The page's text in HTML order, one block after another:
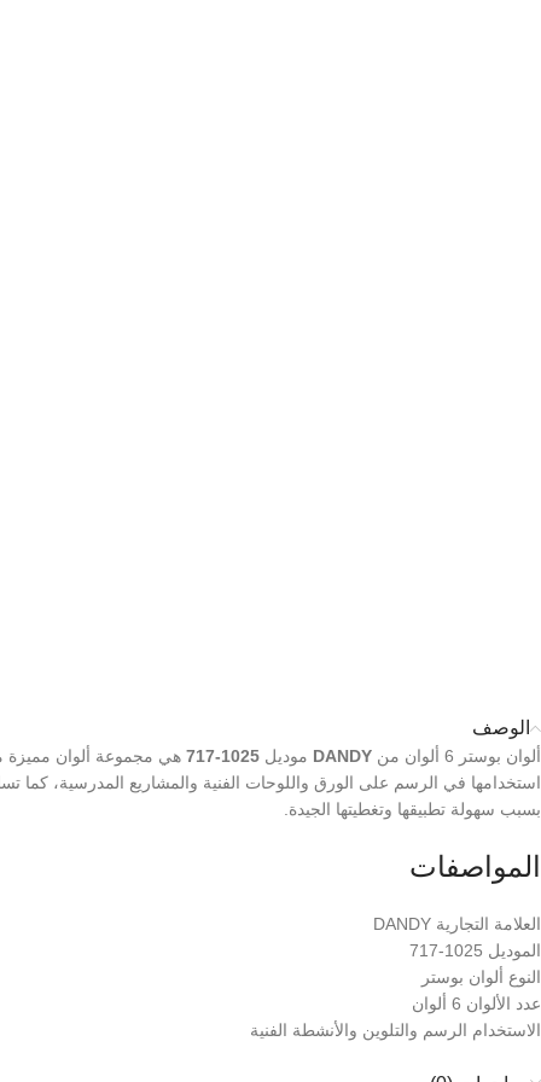
الوصف
ألوان بوستر 6 ألوان من DANDY موديل 1025-717
هي مجموعة ألوان مميزة
استخدامها في الرسم على الورق واللوحات الفنية والمشاريع المدرسية، كما
بسبب سهولة تطبيقها وتغطيتها الجيدة.
المواصفات
العلامة التجارية DANDY
الموديل 1025-717
النوع ألوان بوستر
عدد الألوان 6 ألوان
الاستخدام الرسم والتلوين والأنشطة الفنية